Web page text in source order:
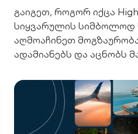
გაიგეთ, როგორ იქცა
სიყვარულის სიმბოლოდ
აღმოაჩინეთ
ადამიანებს და აცნობს